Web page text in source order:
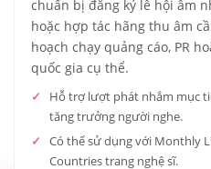
chuẩn bị đăng ký lễ hội âm
hoặc hợp tác hãng thu âm
hoạch chạy quảng cáo, PR
quốc gia cụ thể.
Hỗ trợ lượt phát nhắm mục
tăng trưởng người nghe.
Có thể sử dụng với Monthly
Countries trang nghệ sĩ.